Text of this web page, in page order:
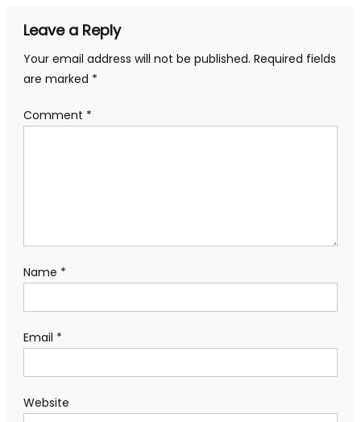
Leave a Reply
Your email address will not be published. Required fields
are marked *
Comment *
Name *
Email *
Website